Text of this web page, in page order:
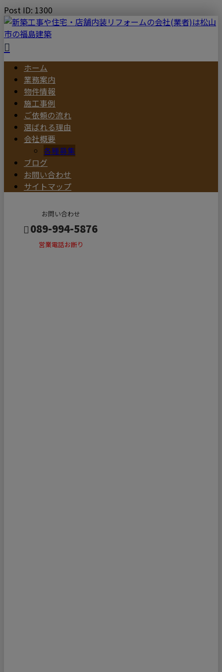
Post ID: 1300
ホーム
業務案内
物件情報
施工事例
ご依頼の流れ
選ばれる理由
会社概要
各種募集
ブログ
お問い合わせ
サイトマップ
お問い合わせ
089-994-5876
営業電話お断り